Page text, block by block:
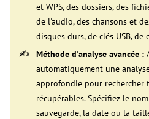
et WPS, des dossiers, des
de l'audio, des chansons et
disques durs, de clés USB, de
Méthode d'analyse avancée :
automatiquement une
approfondie pour rechercher
récupérables. Spécifiez le
sauvegarde, la date ou la